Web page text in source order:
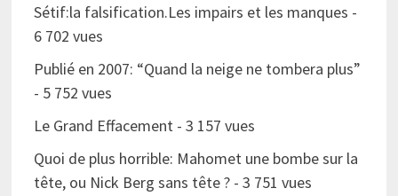
Sétif:la falsification.Les impairs et les manques -
6 702 vues
Publié en 2007: “Quand la neige ne tombera plus”
- 5 752 vues
Le Grand Effacement - 3 157 vues
Quoi de plus horrible: Mahomet une bombe sur la
tête, ou Nick Berg sans tête ?- 3 751 vues